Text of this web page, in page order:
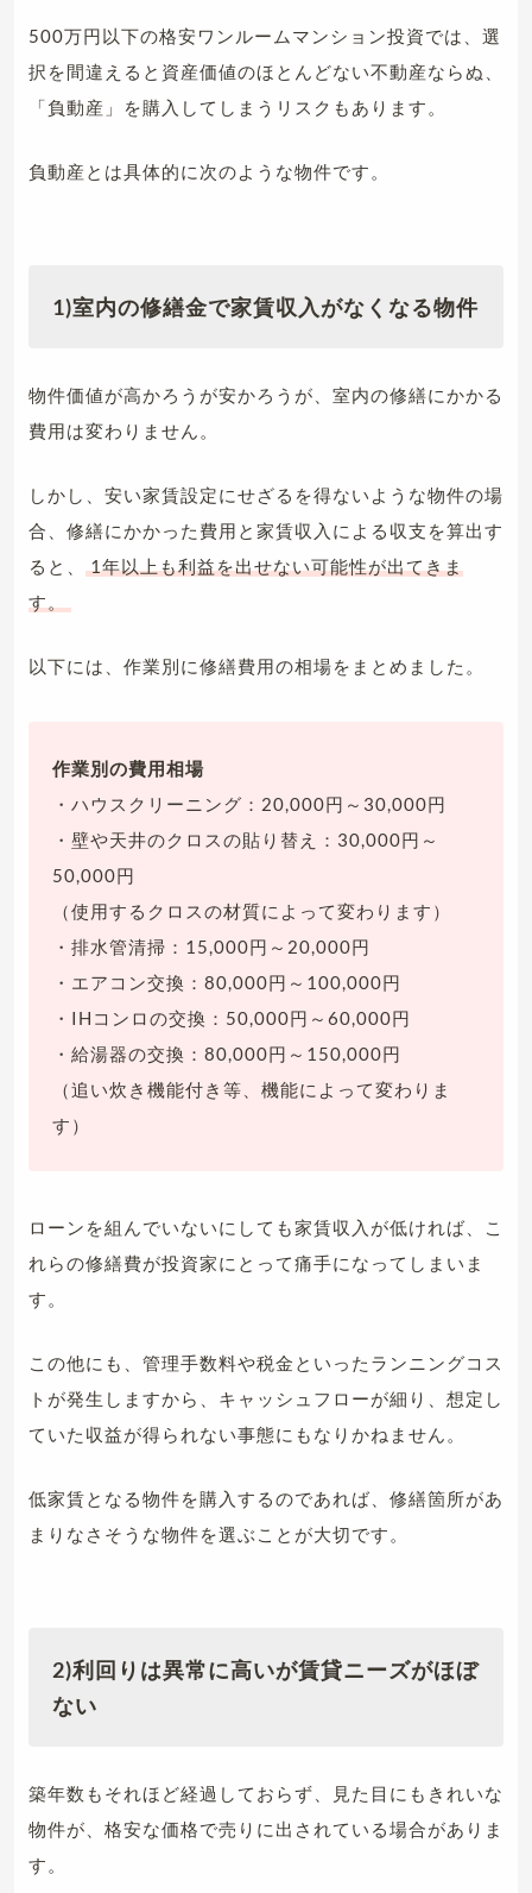
500万円以下の格安ワンルームマンション投資では、選
択を間違えると資産価値のほとんどない不動産ならぬ、
「負動産」を購入してしまうリスクもあります。
負動産とは具体的に次のような物件です。
1)室内の修繕金で家賃収入がなくなる物件
物件価値が高かろうが安かろうが、室内の修繕にかかる
費用は変わりません。
しかし、安い家賃設定にせざるを得ないような物件の場
合、修繕にかかった費用と家賃収入による収支を算出す
ると、
1年以上も利益を出せない可能性が出てきま
す。
以下には、作業別に修繕費用の相場をまとめました。
作業別の費用相場
・ハウスクリーニング：20,000円～30,000円
・壁や天井のクロスの貼り替え：30,000円～
50,000円
（使用するクロスの材質によって変わります）
・排水管清掃：15,000円～20,000円
・エアコン交換：80,000円～100,000円
・IHコンロの交換：50,000円～60,000円
・給湯器の交換：80,000円～150,000円
（追い炊き機能付き等、機能によって変わりま
す）
ローンを組んでいないにしても家賃収入が低ければ、こ
れらの修繕費が投資家にとって痛手になってしまいま
す。
この他にも、管理手数料や税金といったランニングコス
トが発生しますから、キャッシュフローが細り、想定し
ていた収益が得られない事態にもなりかねません。
低家賃となる物件を購入するのであれば、修繕箇所があ
まりなさそうな物件を選ぶことが大切です。
2)利回りは異常に高いが賃貸ニーズがほぼ
ない
築年数もそれほど経過しておらず、見た目にもきれいな
物件が、格安な価格で売りに出されている場合がありま
す。